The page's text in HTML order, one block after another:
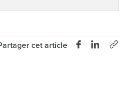
cet article